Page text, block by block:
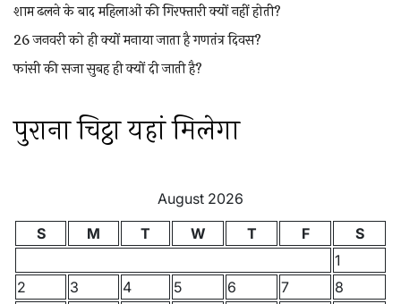
शाम ढलने के बाद महिलाओं की गिरफ्तारी क्यों नहीं होती?
26 जनवरी को ही क्यों मनाया जाता है गणतंत्र दिवस?
फांसी की सजा सुबह ही क्यों दी जाती है?
पुराना चिट्ठा यहां मिलेगा
August 2026
S
M T W T F
S
1
2
3 4 5 6 7
8